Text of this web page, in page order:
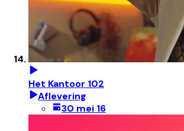
Het Kantoor 102
Aflevering
30 mei 16